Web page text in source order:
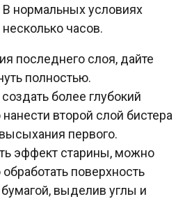
нормальных условиях
часов.
последнего слоя, дайте
полностью.
более глубокий
второй слой бистера
первого.
эффект старины, можно
поверхность
выделив углы и